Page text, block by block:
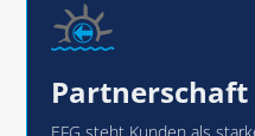
Partnerschaft